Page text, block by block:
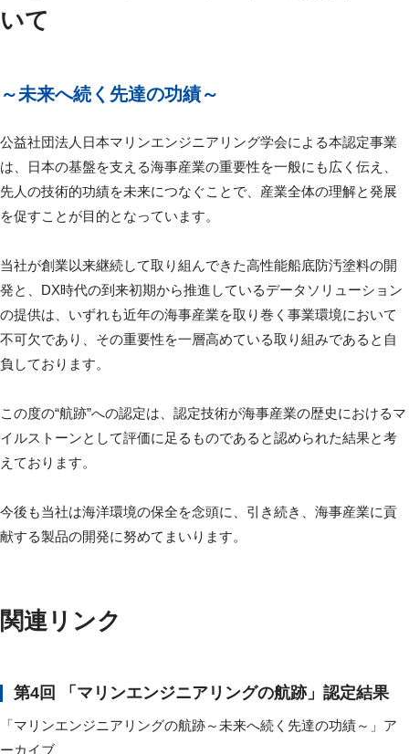
いて
～未来へ続く先達の功績～
公益社団法人日本マリンエンジニアリング学会による本認定事業
は、日本の基盤を支える海事産業の重要性を一般にも広く伝え、
先人の技術的功績を未来につなぐことで、産業全体の理解と発展
を促すことが目的となっています。
当社が創業以来継続して取り組んできた高性能船底防汚塗料の開
発と、DX時代の到来初期から推進しているデータソリューション
の提供は、いずれも近年の海事産業を取り巻く事業環境において
不可欠であり、その重要性を一層高めている取り組みであると自
負しております。
この度の“航跡”への認定は、認定技術が海事産業の歴史におけるマ
イルストーンとして評価に足るものであると認められた結果と考
えております。
今後も当社は海洋環境の保全を念頭に、引き続き、海事産業に貢
献する製品の開発に努めてまいります。
関連リンク
第4回 「マリンエンジニアリングの航跡」認定結果
「マリンエンジニアリングの航跡～未来へ続く先達の功績～」ア
ーカイブ